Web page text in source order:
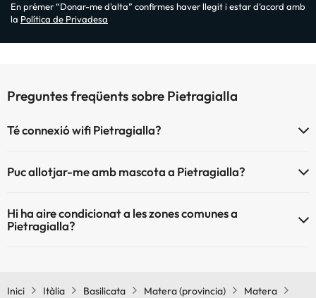
En prémer “Donar-me d'alta” confirmes haver llegit i estar d'acord amb
la Política de Privadesa
Preguntes freqüents sobre Pietragialla
Té connexió wifi Pietragialla?
Puc allotjar-me amb mascota a Pietragialla?
Hi ha aire condicionat a les zones comunes a
Pietragialla?
Inici Itàlia Basilicata Matera (provincia)
Matera